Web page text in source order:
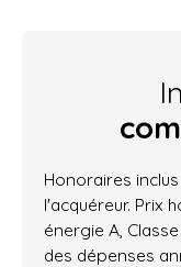
Honoraires
l'acquéreur. Prix
énergie A,
des dépenses